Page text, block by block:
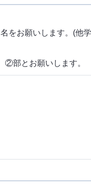
をお願いします。(他
②部とお願いします。